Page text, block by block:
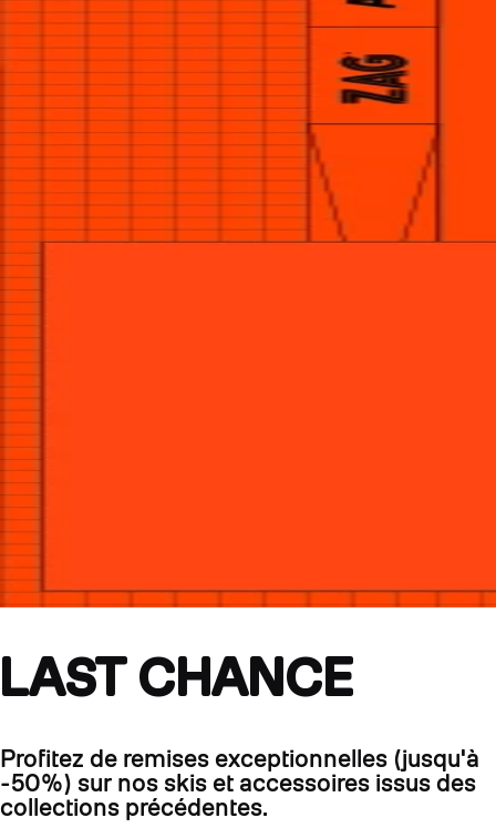
LAST CHANCE
Profitez de remises exceptionnelles (jusqu'à
-50%) sur nos skis et accessoires issus des
collections précédentes.